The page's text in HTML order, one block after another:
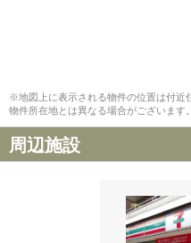
※地図上に表示される物件の位置は付近
物件所在地とは異なる場合がございます。
周辺施設